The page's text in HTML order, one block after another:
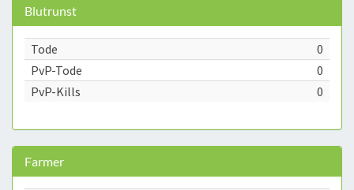
Blutrunst
Tode
0
PvP-Tode
0
PvP-Kills
0
Farmer